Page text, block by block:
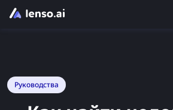
Руководства